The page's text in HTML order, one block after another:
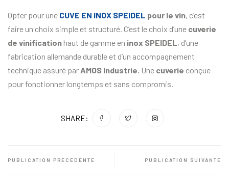
Opter pour une CUVE EN INOX SPEIDEL pour le vin, c’est
faire un choix simple et structuré. C’est le choix d’une cuverie
de vinification haut de gamme en inox SPEIDEL, d’une
fabrication allemande durable et d’un accompagnement
technique assuré par AMOS Industrie. Une cuverie conçue
pour fonctionner longtemps et sans compromis.
SHARE:
PUBLICATION PRÉCÉDENTE PUBLICATION SUIVANTE